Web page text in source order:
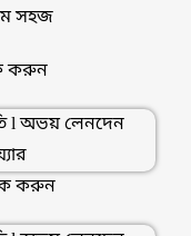
সহজ
করুন
করুন